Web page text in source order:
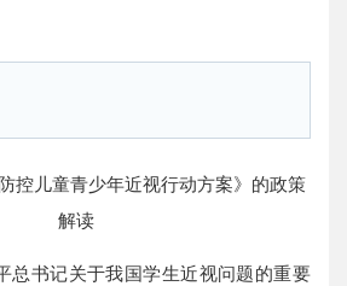
控儿童青少年近视行动方案》的政策
解读
书记关于我国学生近视问题的重要